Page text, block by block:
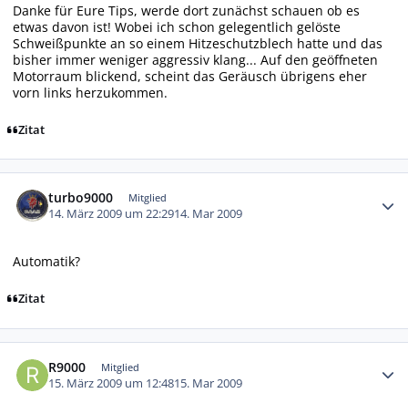
Danke für Eure Tips, werde dort zunächst schauen ob es
etwas davon ist! Wobei ich schon gelegentlich gelöste
Schweißpunkte an so einem Hitzeschutzblech hatte und das
bisher immer weniger aggressiv klang... Auf den geöffneten
Motorraum blickend, scheint das Geräusch übrigens eher
vorn links herzukommen.
Zitat
turbo9000 Mitglied
14. März 2009 um 22:2914. Mar 2009
Automatik?
Zitat
R9000 Mitglied
15. März 2009 um 12:4815. Mar 2009